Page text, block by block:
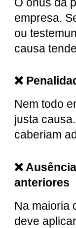
empresa.
ou
causa
❌
Nem todo
justa
caberiam
❌
anteriores
Na maioria
deve